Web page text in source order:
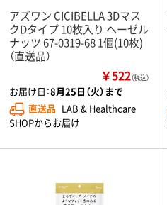
アズワン CICIBELLA 3Dマス
クDタイプ 10枚入り ヘーゼル
ナッツ 67-0319-68 1個(10枚)
（直送品）
￥522（税込）
お届け日：8月25日（火）まで
直送品 LAB & Healthcare
SHOPからお届け